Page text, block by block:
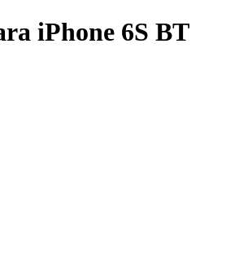
iPhone 6S BT